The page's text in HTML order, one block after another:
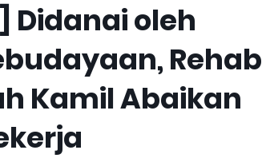
Didanai oleh
Rehab
Kamil Abaikan